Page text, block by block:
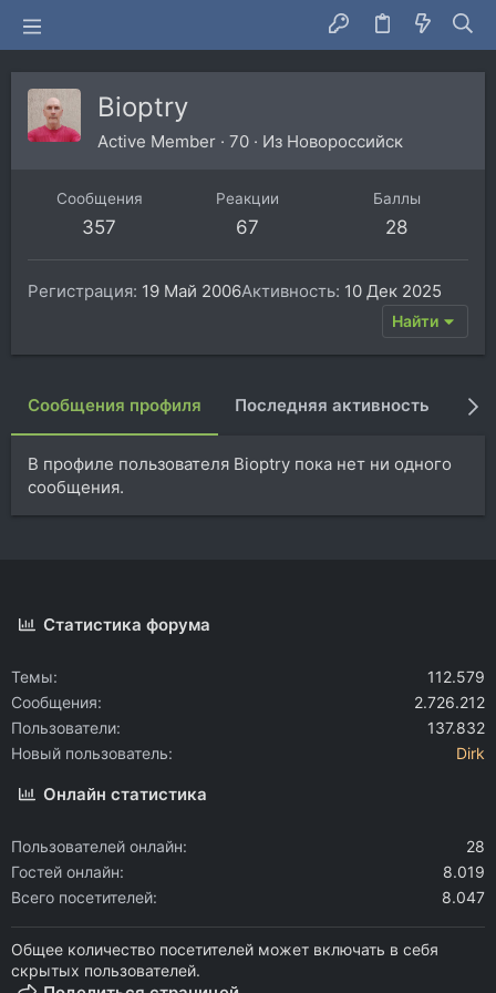
Bioptry
Active Member · 70 · Из Новороссийск
Сообщения
357
Реакции
67
Баллы
28
Регистрация 19 Май 2006Активность 10 Дек 2025
Найти
Сообщения профиля Последняя активность
В профиле пользователя Bioptry пока нет ни одного
сообщения.
Статистика форума
Темы
112.579
Сообщения
2.726.212
Пользователи
137.832
Новый пользователь
Dirk
Онлайн статистика
Пользователей онлайн
28
Гостей онлайн
8.019
Всего посетителей
8.047
Общее количество посетителей может включать в себя
скрытых пользователей.